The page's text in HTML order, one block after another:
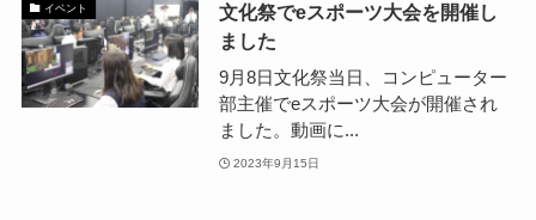
イベント
文化祭でeスポーツ大会を開催し
ました
9月8日文化祭当日、コンピューター
部主催でeスポーツ大会が開催され
ました。動画に...
2023年9月15日